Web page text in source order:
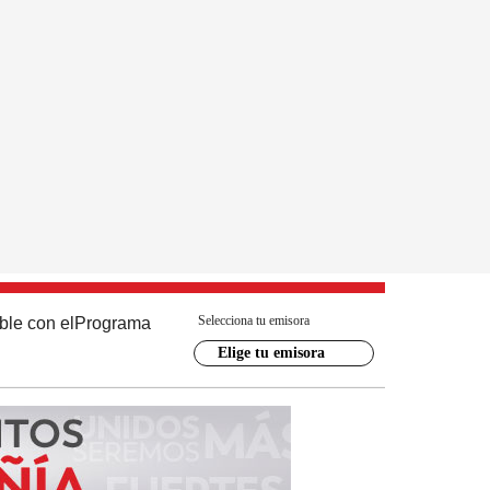
con el Programa Selecciona tu emisora
Elige tu emisora